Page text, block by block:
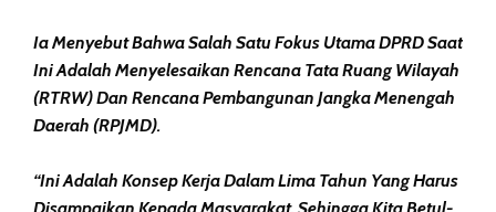
Ia Menyebut Bahwa Salah Satu Fokus Utama DPRD Saat
Ini Adalah Menyelesaikan Rencana Tata Ruang Wilayah
(RTRW) Dan Rencana Pembangunan Jangka Menengah
Daerah (RPJMD).
“Ini Adalah Konsep Kerja Dalam Lima Tahun Yang Harus